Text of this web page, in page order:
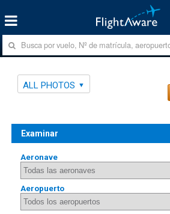
ALL PHOTOS
Examinar
Aeronave
Aeropuerto